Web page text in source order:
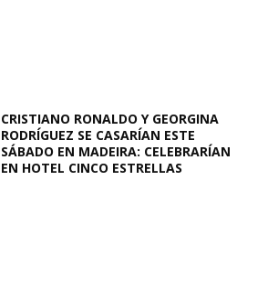
CRISTIANO RONALDO Y GEORGINA
RODRÍGUEZ SE CASARÍAN ESTE
SÁBADO EN MADEIRA: CELEBRARÍAN
EN HOTEL CINCO ESTRELLAS